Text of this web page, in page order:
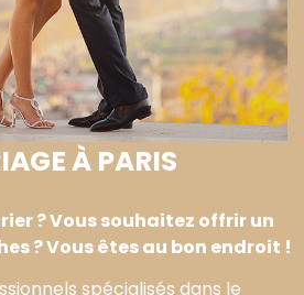
À PARIS
? Vous souhaitez offrir un
? Vous êtes au bon endroit !
spécialisés dans le